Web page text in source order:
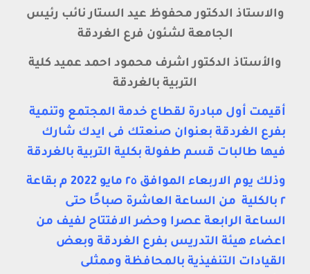
والاستاذ الدكتور محفوظ عيد الستار نائب رئيس
الجامعة لشئون فرع الغردقة
والأستاذ الدكتور اشرف محمود احمد عميد كلية
التربية بالغردقة
أقيمت أول مبادرة لقطاع خدمة المجتمع وتنمية
بفرع الغردقة بعنوان صنعتك فى ايدك شارك
فيها طالبات قسم طفولة بكلية التربية بالغردقة
وذلك يوم الاربعاء الموافق ٢٥ مايو 2022 م بقاعة
٢ بالكلية من الساعة العاشرة صباحًا حتى
الساعة الرابعة عصرا وحضر الافتتاح لفيف من
اعضاء هيئة التدريس بفرع الغردقة وبعض
القيادات التنفيذية بالمحافظة وممثلى